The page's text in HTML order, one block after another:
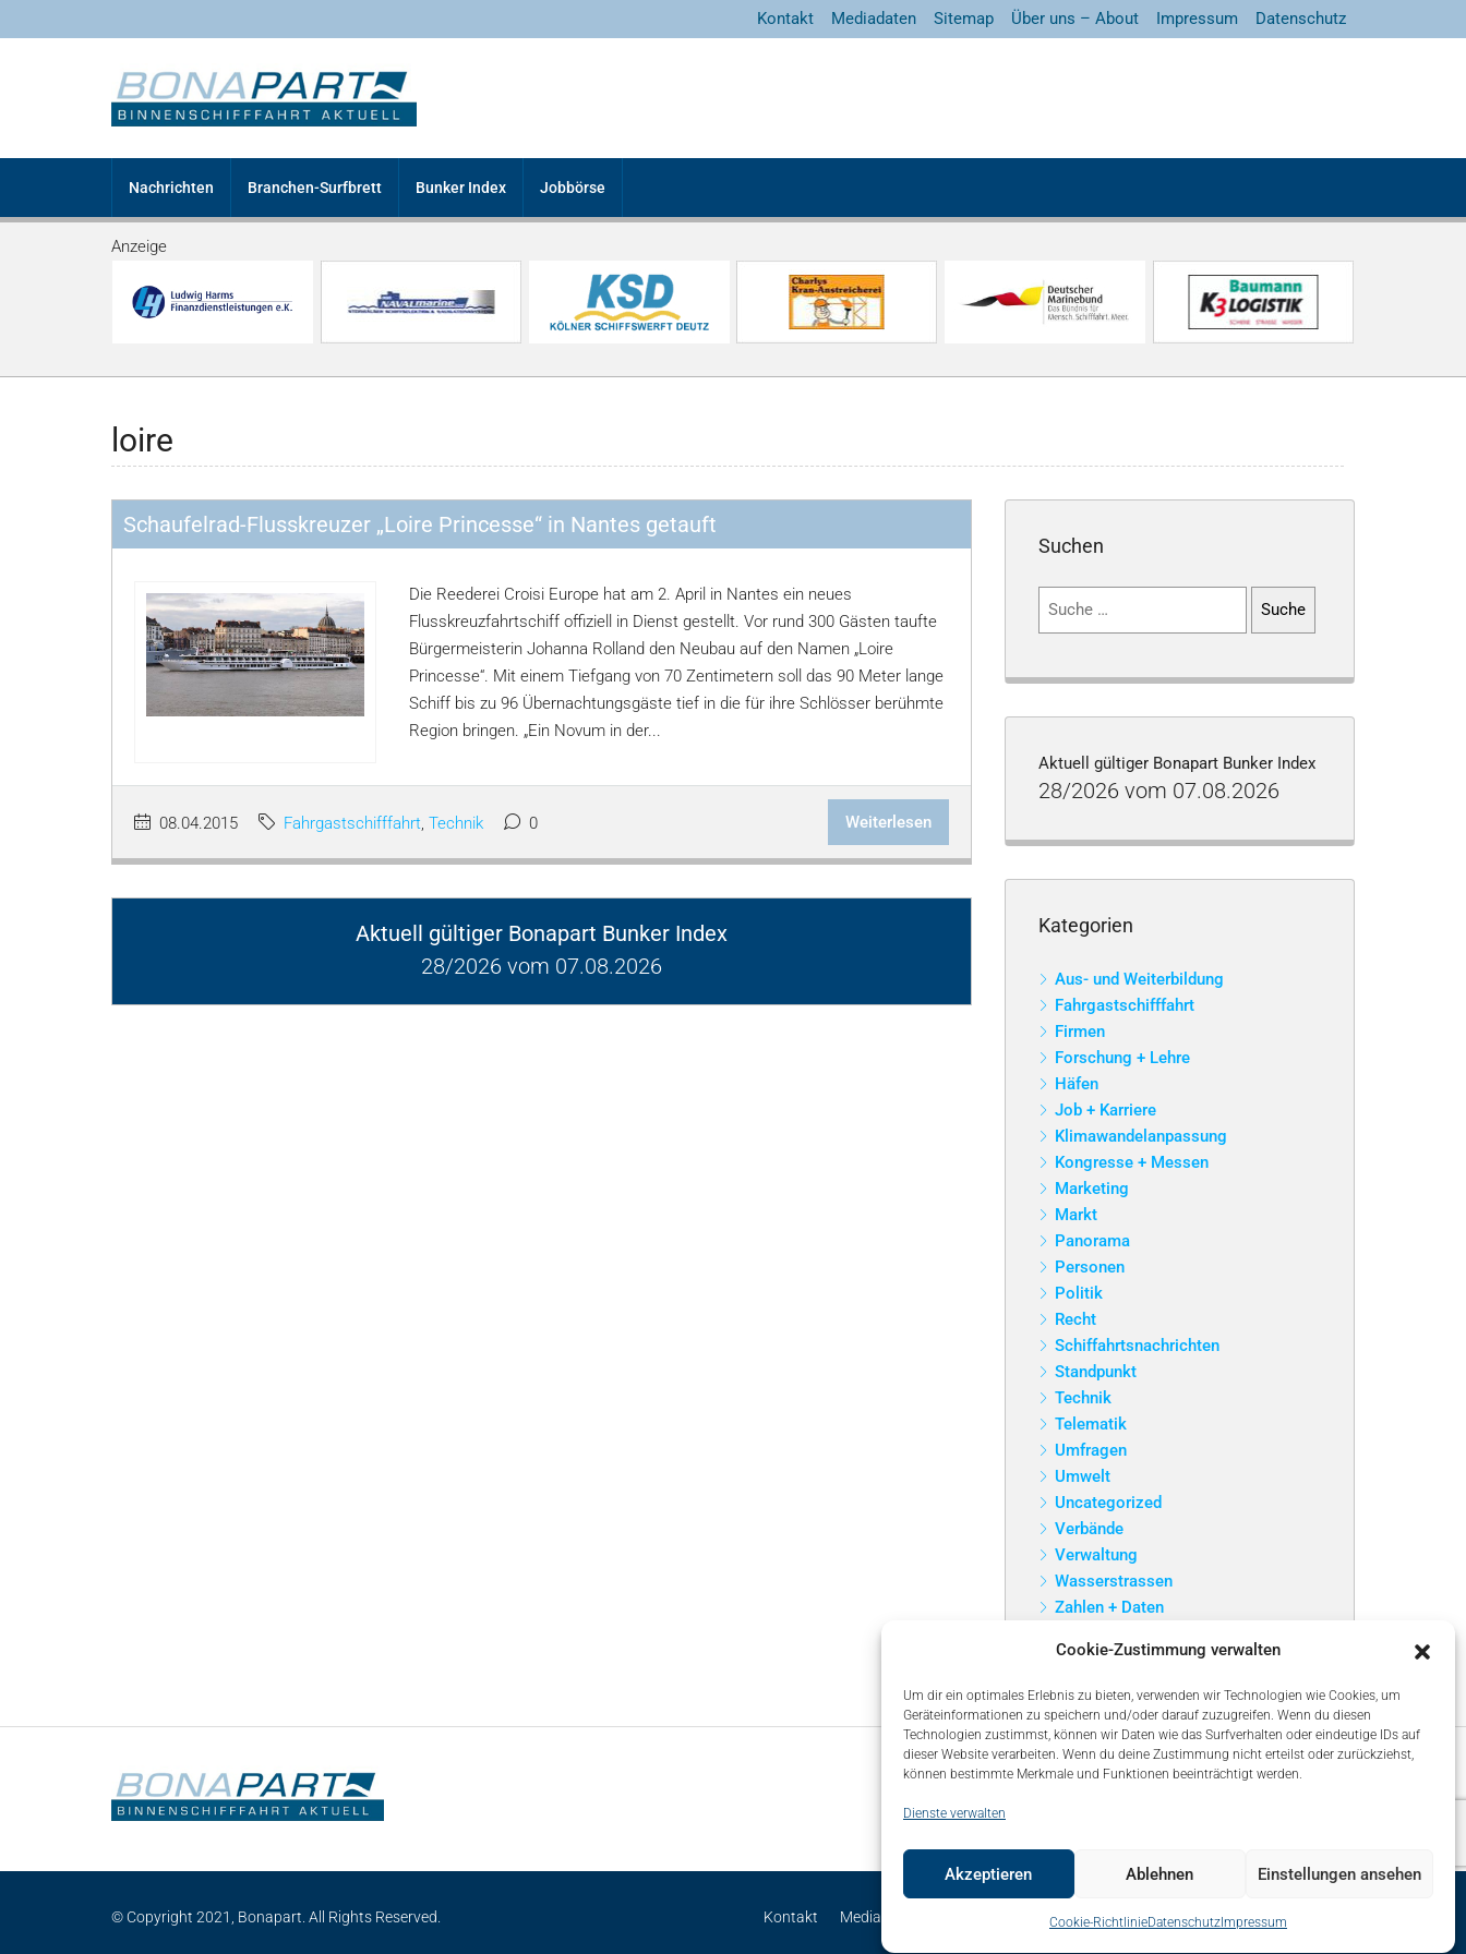
Cookie-Zustimmung verwalten
Um dir ein optimales Erlebnis zu bieten, verwenden wir Technologien wie Cookies, um
Geräteinformationen zu speichern und/oder darauf zuzugreifen. Wenn du diesen
Technologien zustimmst, können wir Daten wie das Surfverhalten oder eindeutige IDs auf
dieser Website verarbeiten. Wenn du deine Zustimmung nicht erteilst oder zurückziehst,
können bestimmte Merkmale und Funktionen beeinträchtigt werden.
Dienste verwalten
Akzeptieren Ablehnen Einstellungen ansehen
Cookie-RichtlinieDatenschutzImpressum
Kontakt Mediadaten Sitemap Über uns – About Impressum Datenschutz
Nachrichten Branchen-Surfbrett Bunker Index Jobbörse
Anzeige
loire
Schaufelrad-Flusskreuzer „Loire Princesse“ in Nantes getauft
Die Reederei Croisi Europe hat am 2. April in Nantes ein neues
Flusskreuzfahrtschiff offiziell in Dienst gestellt. Vor rund 300 Gästen taufte
Bürgermeisterin Johanna Rolland den Neubau auf den Namen „Loire
Princesse“. Mit einem Tiefgang von 70 Zentimetern soll das 90 Meter lange
Schiff bis zu 96 Übernachtungsgäste tief in die für ihre Schlösser berühmte
Region bringen. „Ein Novum in der...
08.04.2015 Fahrgastschifffahrt, Technik 0 Weiterlesen
Aktuell gültiger Bonapart Bunker Index
28/2026 vom 07.08.2026
Suchen
Suchen
Aktuell gültiger Bonapart Bunker Index
28/2026 vom 07.08.2026
Kategorien
Aus- und Weiterbildung
Fahrgastschifffahrt
Firmen
Forschung + Lehre
Häfen
Job + Karriere
Klimawandelanpassung
Kongresse + Messen
Marketing
Markt
Panorama
Personen
Politik
Recht
Schiffahrtsnachrichten
Standpunkt
Technik
Telematik
Umfragen
Umwelt
Uncategorized
Verbände
Verwaltung
Wasserstrassen
Zahlen + Daten
© Copyright 2021, Bonapart. All Rights Reserved. Kontakt Mediadaten Über uns – About Impressum Datenschutz